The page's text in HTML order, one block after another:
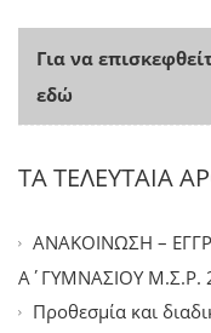
Για να
εδώ
ΤΑ ΤΕΛΕΥΤΑΙΑ
ΑΝΑΚΟΙΝΩΣΗ –
Α΄ΓΥΜΝΑΣΙΟΥ Μ.Σ.Ρ.
Προθεσμία και